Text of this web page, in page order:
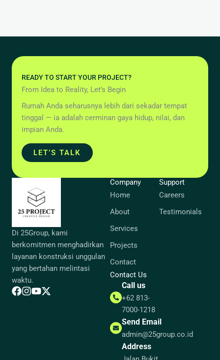
READY TO START YOUR PROJECT?
From Idea to Reality, Let’s Begin
Rumah Anda seharusnya lebih dari sekadar tempat
tinggal — ia adalah cerminan gaya hidup, nilai, dan
impian Anda.
LET’S TALK
Di 25Group, kami
berkomitmen menghadirkan
layanan konstruksi unggulan
yang bertahan melintasi
waktu.
Company
Home
About
Services
Projects
Contact
Support
Careers
Testimonials
Contact Us
Call us
+62 813-
7000-1218
Send Email
admin@25group.co.id
Address